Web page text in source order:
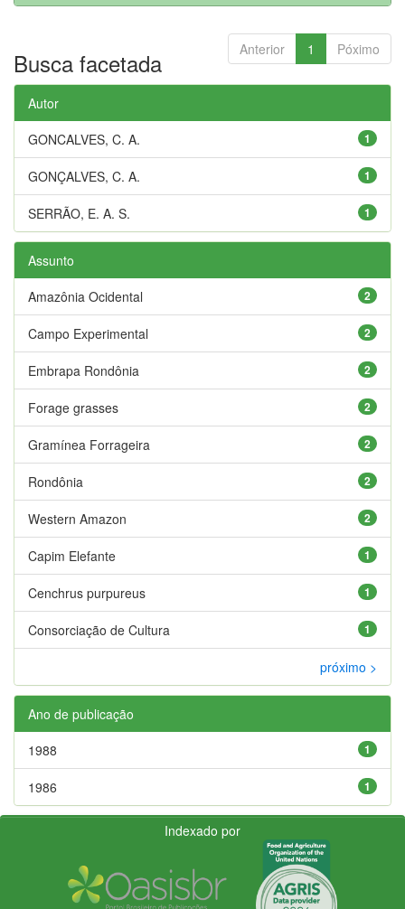
Anterior 1 Póximo
Busca facetada
Autor
1
GONCALVES, C. A.
1
GONÇALVES, C. A.
1
SERRÃO, E. A. S.
Assunto
2
Amazônia Ocidental
2
Campo Experimental
2
Embrapa Rondônia
2
Forage grasses
2
Gramínea Forrageira
2
Rondônia
2
Western Amazon
1
Capim Elefante
1
Cenchrus purpureus
1
Consorciação de Cultura
próximo >
Ano de publicação
1
1988
1
1986
Indexado por